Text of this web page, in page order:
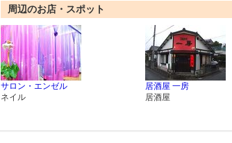
周辺のお店・スポット
サロン・エンゼル
ネイル
居酒屋 一房
居酒屋